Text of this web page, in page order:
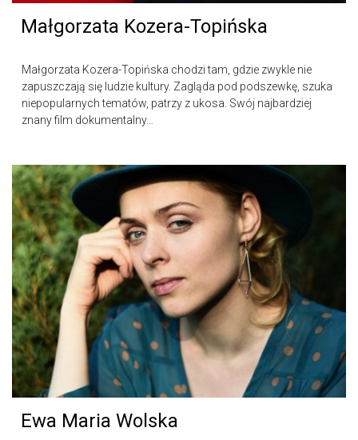
Małgorzata Kozera-Topińska
Małgorzata Kozera-Topińska chodzi tam, gdzie zwykle nie
zapuszczają się ludzie kultury. Zagląda pod podszewkę, szuka
niepopularnych tematów, patrzy z ukosa. Swój najbardziej
znany film dokumentalny…
Ewa Maria Wolska